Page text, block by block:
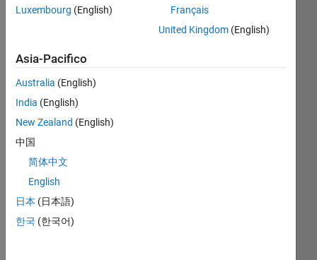
Let'
s
say
the
'win
d'
mat
rix.
Luxembourg (English)
Français
United Kingdom(English)
Asia-Pacifico
Australia (English)
India (English)
New Zealand (English)
中国
简体中文
English
日本 (日本語)
한국 (한국어)